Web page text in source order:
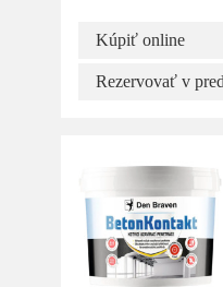
Kúpiť online
Rezervovať v